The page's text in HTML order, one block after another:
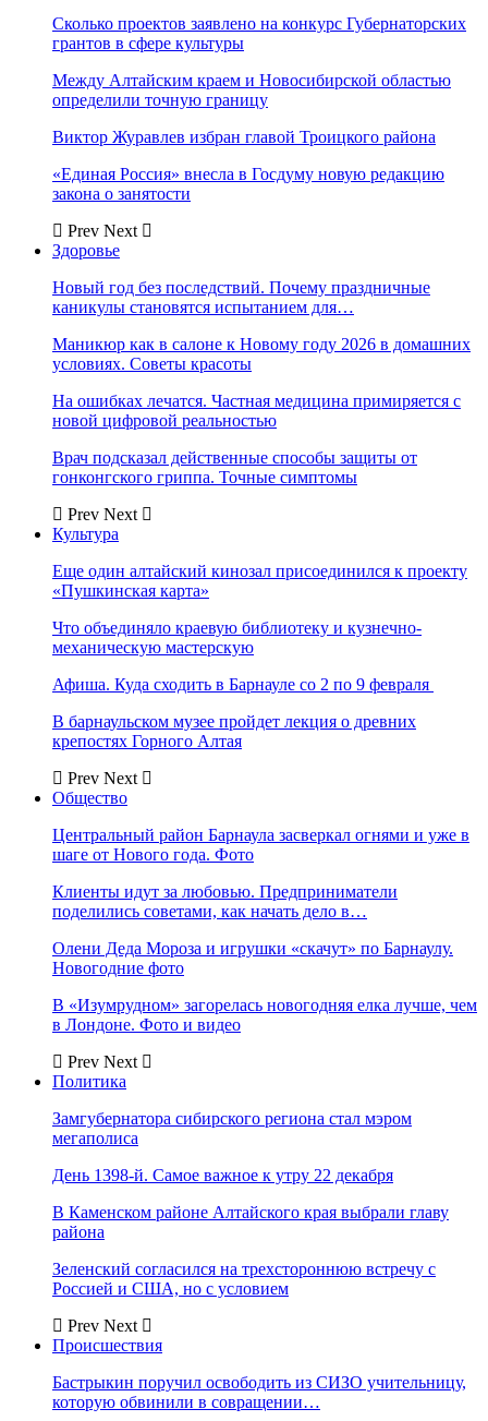
Сколько проектов заявлено на конкурс Губернаторских
грантов в сфере культуры
Между Алтайским краем и Новосибирской областью
определили точную границу
Виктор Журавлев избран главой Троицкого района
«Единая Россия» внесла в Госдуму новую редакцию
закона о занятости
Prev Next
Здоровье
Новый год без последствий. Почему праздничные
каникулы становятся испытанием для…
Маникюр как в салоне к Новому году 2026 в домашних
условиях. Советы красоты
На ошибках лечатся. Частная медицина примиряется с
новой цифровой реальностью
Врач подсказал действенные способы защиты от
гонконгского гриппа. Точные симптомы
Prev Next
Культура
Еще один алтайский кинозал присоединился к проекту
«Пушкинская карта»
Что объединяло краевую библиотеку и кузнечно-
механическую мастерскую
Афиша. Куда сходить в Барнауле со 2 по 9 февраля
В барнаульском музее пройдет лекция о древних
крепостях Горного Алтая
Prev Next
Общество
Центральный район Барнаула засверкал огнями и уже в
шаге от Нового года. Фото
Клиенты идут за любовью. Предприниматели
поделились советами, как начать дело в…
Олени Деда Мороза и игрушки «скачут» по Барнаулу.
Новогодние фото
В «Изумрудном» загорелась новогодняя елка лучше, чем
в Лондоне. Фото и видео
Prev Next
Политика
Замгубернатора сибирского региона стал мэром
мегаполиса
День 1398-й. Самое важное к утру 22 декабря
В Каменском районе Алтайского края выбрали главу
района
Зеленский согласился на трехстороннюю встречу с
Россией и США, но с условием
Prev Next
Происшествия
Бастрыкин поручил освободить из СИЗО учительницу,
которую обвинили в совращении…